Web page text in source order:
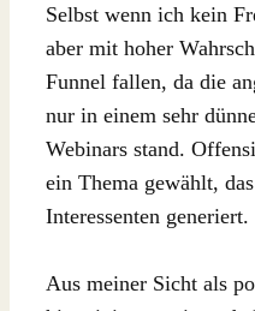
Selbst wenn ich kein
aber mit hoher
Funnel fallen, da die
nur in einem sehr
Webinars stand.
ein Thema gewählt,
Interessenten generiert.
Aus meiner Sicht als